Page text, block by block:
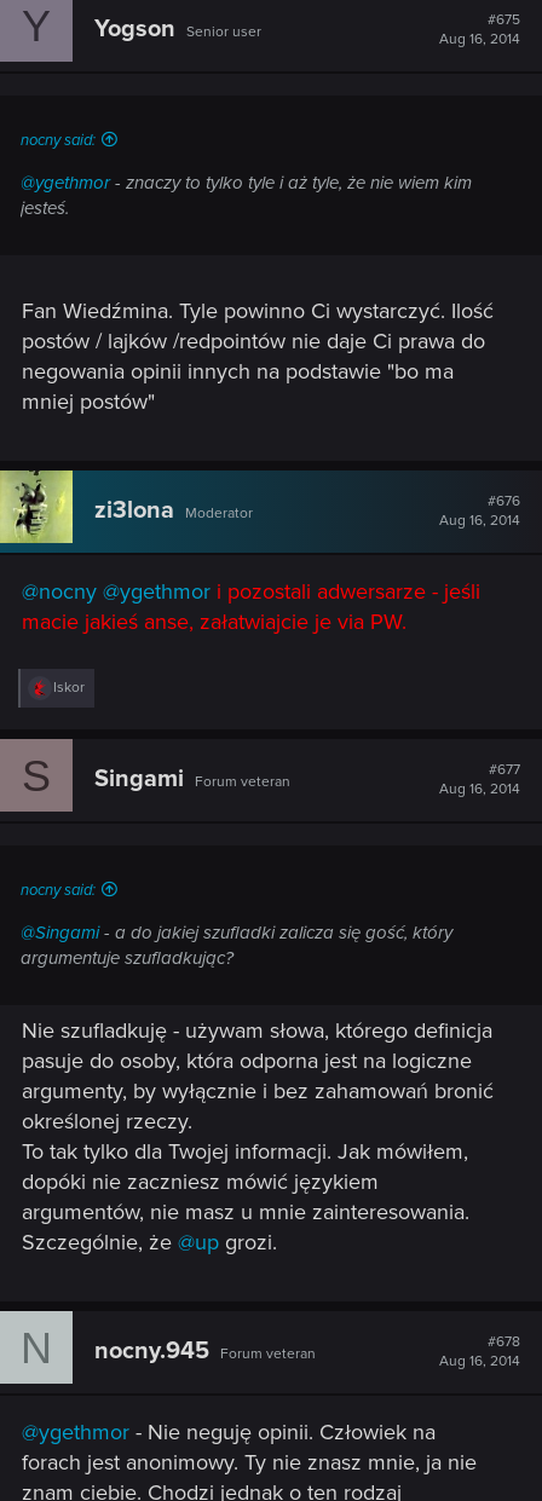
Y Yogson Senior user
#675
Aug 16, 2014
nocny said:
@ygethmor- znaczy to tylko tyle i aż tyle, że nie wiem kim
jesteś.
Fan Wiedźmina. Tyle powinno Ci wystarczyć. Ilość
postów / lajków /redpointów nie daje Ci prawa do
negowania opinii innych na podstawie "bo ma
mniej postów"
zi3lona Moderator
#676
Aug 16, 2014
@nocny @ygethmor i pozostali adwersarze - jeśli
macie jakieś anse, załatwiajcie je via PW.
R
e
c
Iskor
S Singami Forum veteran
#677
Aug 16, 2014
nocny said:
@Singami- a do jakiej szufladki zalicza się gość, który
argumentuje szufladkując?
Nie szufladkuję - używam słowa, którego definicja
pasuje do osoby, która odporna jest na logiczne
argumenty, by wyłącznie i bez zahamowań bronić
określonej rzeczy.
To tak tylko dla Twojej informacji. Jak mówiłem,
dopóki nie zaczniesz mówić językiem
argumentów, nie masz u mnie zainteresowania.
Szczególnie, że @up grozi.
N nocny.945 Forum veteran
#678
Aug 16, 2014
@ygethmor - Nie neguję opinii. Człowiek na
forach jest anonimowy. Ty nie znasz mnie, ja nie
znam ciebie. Chodzi jednak o ten rodzaj